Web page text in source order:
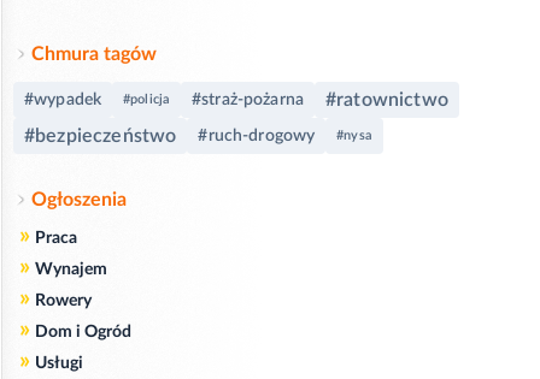
Chmura tagów
#wypadek #policja #straż-pożarna
#ratownictwo
#bezpieczeństwo
#ruch-drogowy #nysa
Ogłoszenia
» Praca
» Wynajem
» Rowery
» Dom i Ogród
» Usługi